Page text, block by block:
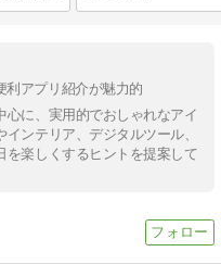
利アプリ紹介が魅力的
に、実用的でおしゃれなアイ
ンテリア、デジタルツール、
を楽しくするヒントを提案して